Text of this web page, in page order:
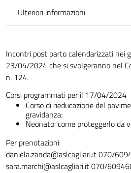
Ulteriori informazioni
Incontri post parto calendarizzati nei
23/04/2024 che si svolgeranno nel
n. 124.
Corsi programmati per il 17/04/2024
Corso di rieducazione del
gravidanza;
Neonato: come proteggerlo da
Per prenotazioni:
daniela.zanda@aslcagliari.it070/
sara.marchi@aslcagliari.it070/